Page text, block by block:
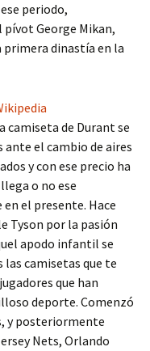
periodo,
George Mikan,
dinastía en la
camiseta de Durant se
ante el cambio de aires
y con ese precio ha
o no ese
el presente. Hace
Tyson por la pasión
apodo infantil se
las camisetas que te
que han
deporte. Comenzó
y posteriormente
Nets, Orlando